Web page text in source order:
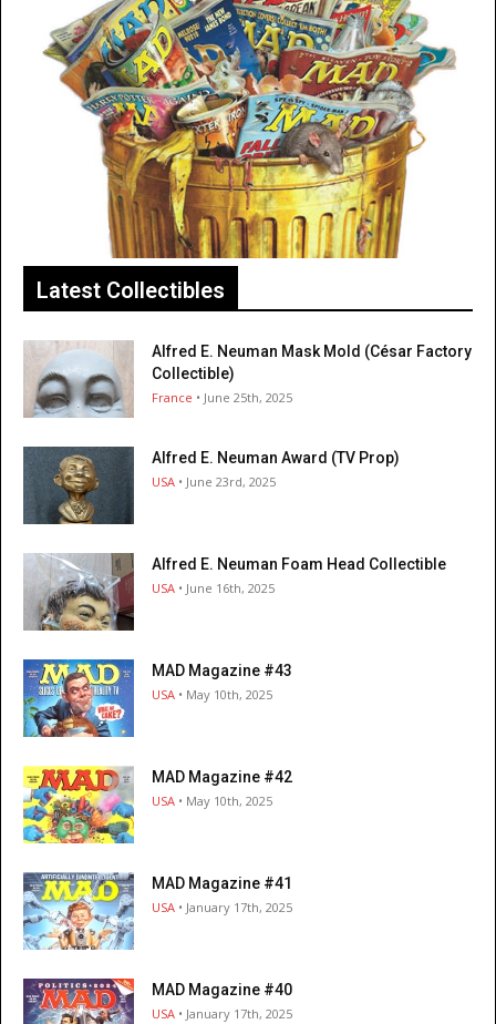
Latest Collectibles
Alfred E. Neuman Mask Mold (César Factory
Collectible)
France • June 25th, 2025
Alfred E. Neuman Award (TV Prop)
USA • June 23rd, 2025
Alfred E. Neuman Foam Head Collectible
USA • June 16th, 2025
MAD Magazine #43
USA • May 10th, 2025
MAD Magazine #42
USA • May 10th, 2025
MAD Magazine #41
USA • January 17th, 2025
MAD Magazine #40
USA • January 17th, 2025